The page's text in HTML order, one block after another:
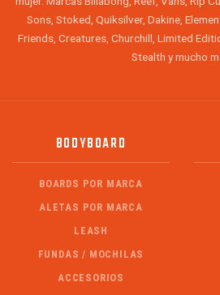
Sons, Stoked, Quiksilver, Dakine,
Friends, Creatures, Churchill, Limited
Stealth y mucho
BODYBOARD
BOARDS POR MARCA
ALETAS POR MARCA
LEASH
FUNDAS / MOCHILAS
ACCESORIOS